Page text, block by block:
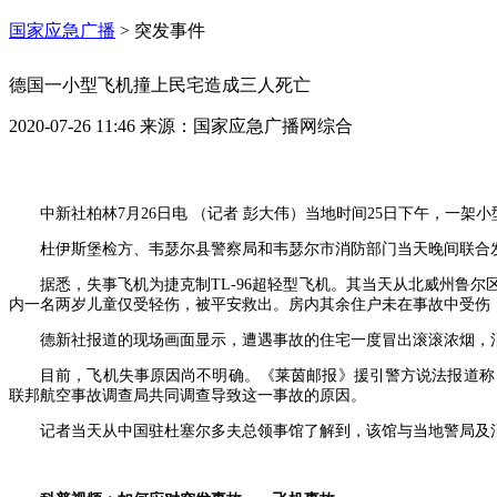
国家应急广播 > 突发事件
德国一小型飞机撞上民宅造成三人死亡
2020-07-26 11:46 来源： 国家应急广播网综合
中新社柏林7月26日电 （记者 彭大伟）当地时间25日下午，一架
杜伊斯堡检方、韦瑟尔县警察局和韦瑟尔市消防部门当天晚间联
据悉，失事飞机为捷克制TL-96超轻型飞机。其当天从北威州鲁
内一名两岁儿童仅受轻伤，被平安救出。房内其余住户未在事故中受伤
德新社报道的现场画面显示，遭遇事故的住宅一度冒出滚滚浓烟，
目前，飞机失事原因尚不明确。《莱茵邮报》援引警方说法报道
联邦航空事故调查局共同调查导致这一事故的原因。
记者当天从中国驻杜塞尔多夫总领事馆了解到，该馆与当地警局